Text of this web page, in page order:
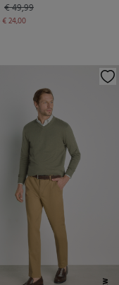
€ 49,99
€ 24,00